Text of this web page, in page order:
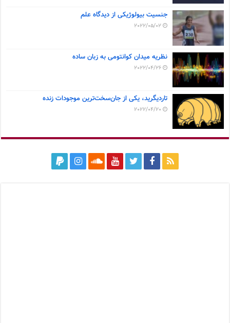
جنسیت بیولوژیکی از دیدگاه علم
2022/05/02
نظریه میدان کوانتومی به زبان ساده
2022/04/26
تاردیگرید، یکی از جان‌سخت‌ترین موجودات زنده
2022/04/20